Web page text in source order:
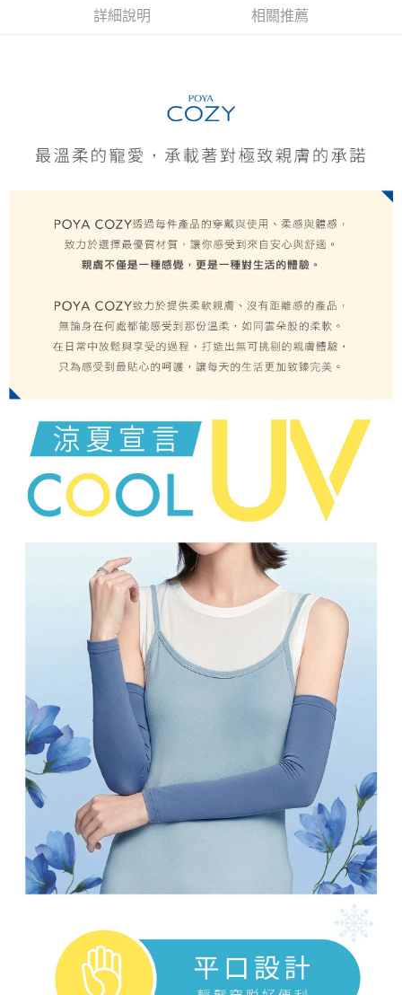
１．透過由恩沛科技股份有限公司提供之「AFTEE先享後付」服務完成之交
３．未成年的使用者請事先徵得法定代理人或監護人之同意方可使用
「AFTEE先享後付」，若未經同意申辦者引起之損失，本公司不負相關責
時審查核予不同之上限額度；若仍有額度不足之情形，本公司將視審查結果
５．嚴禁一人註冊多個帳號或使用他人資訊註冊。若發現惡意使用之情形，
每筆NT$65，滿NT$490(含以上)免運費
付款後寶雅門市自取(由倉庫統一出貨)
詳細說明 相關推薦